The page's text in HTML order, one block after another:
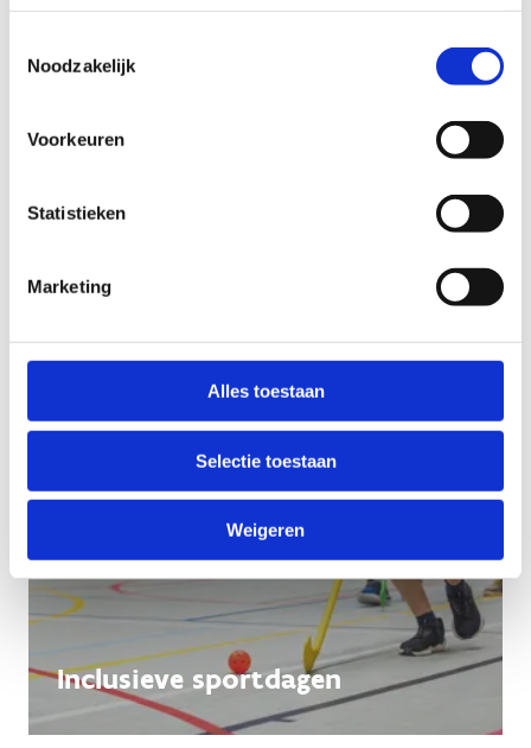
Noodzakelijk
Voorkeuren
Statistieken
Marketing
Alles toestaan
Selectie toestaan
Weigeren
Inclusieve sportdagen